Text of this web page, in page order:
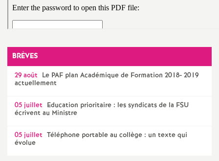
é
a
n
s
BRÈVES
29 août Le PAF plan Académique de Formation 2018- 2019
actuellement
05 juillet Education prioritaire : les syndicats de la FSU
écrivent au Ministre
05 juillet Téléphone portable au collège : un texte qui
évolue